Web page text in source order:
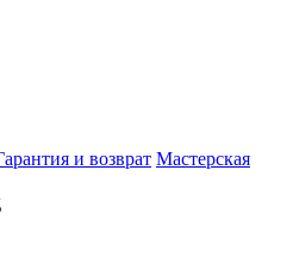
и возврат Мастерская